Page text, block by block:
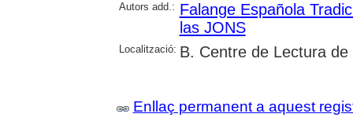
Autors add.: Falange Española
las JONS
Localització: B. Centre de Lectura de
Enllaç permanent a aquest